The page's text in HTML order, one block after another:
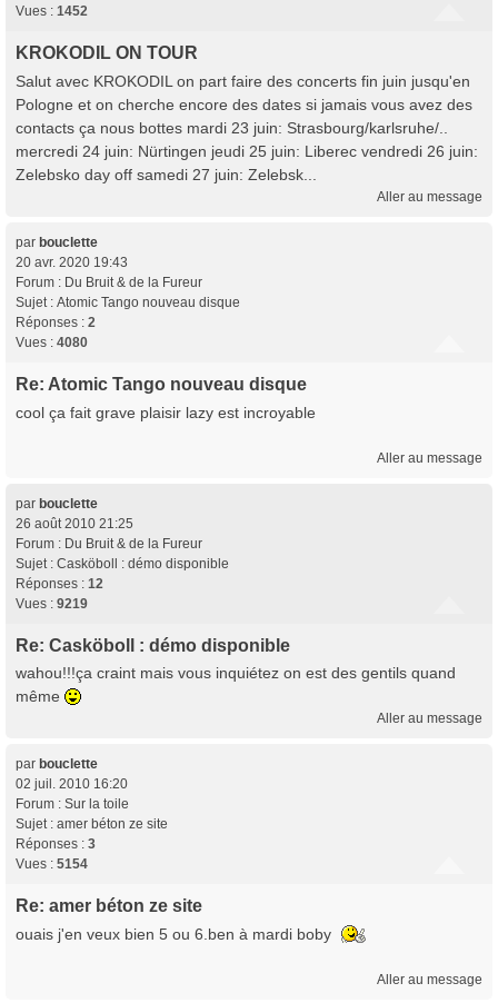
Vues : 1452
KROKODIL ON TOUR
Salut avec KROKODIL on part faire des concerts fin juin jusqu'en
Pologne et on cherche encore des dates si jamais vous avez des
contacts ça nous bottes mardi 23 juin: Strasbourg/karlsruhe/..
mercredi 24 juin: Nürtingen jeudi 25 juin: Liberec vendredi 26 juin:
Zelebsko day off samedi 27 juin: Zelebsk...
Aller au message
par bouclette
20 avr. 2020 19:43
Forum : Du Bruit & de la Fureur
Sujet : Atomic Tango nouveau disque
Réponses : 2
Vues : 4080
Re: Atomic Tango nouveau disque
cool ça fait grave plaisir lazy est incroyable
Aller au message
par bouclette
26 août 2010 21:25
Forum : Du Bruit & de la Fureur
Sujet : Casköboll : démo disponible
Réponses : 12
Vues : 9219
Re: Casköboll : démo disponible
wahou!!!ça craint mais vous inquiétez on est des gentils quand
même
Aller au message
par bouclette
02 juil. 2010 16:20
Forum : Sur la toile
Sujet : amer béton ze site
Réponses : 3
Vues : 5154
Re: amer béton ze site
ouais j'en veux bien 5 ou 6.ben à mardi boby
Aller au message